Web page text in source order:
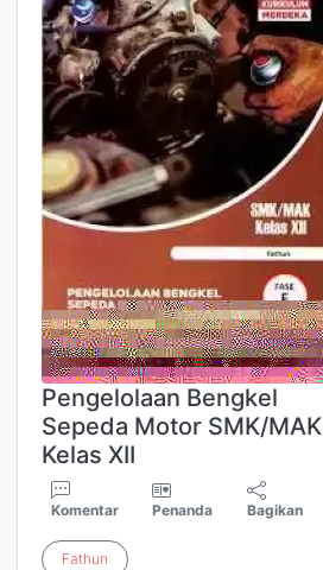
Pengelolaan Bengkel
Sepeda Motor SMK/MAK
Kelas XII
Komentar Penanda Bagikan
Fathun